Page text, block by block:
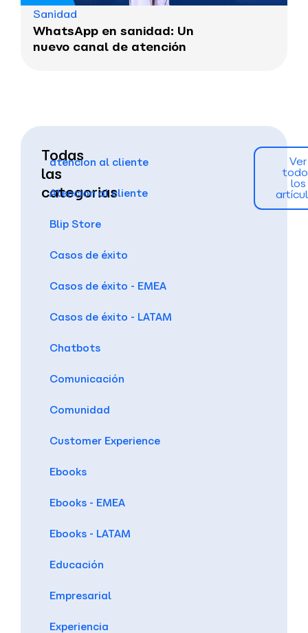
Sanidad
WhatsApp en sanidad: Un
nuevo canal de atención
Todas
las
categorias
atencion al cliente
Atencion al cliente
Blip Store
Casos de éxito
Casos de éxito - EMEA
Casos de éxito - LATAM
Chatbots
Comunicación
Comunidad
Customer Experience
Ebooks
Ebooks - EMEA
Ebooks - LATAM
Educación
Empresarial
Experiencia
Ver
los